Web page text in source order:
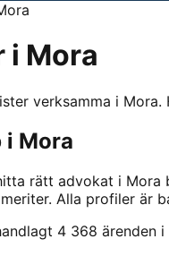
i Mora
verksamma i
i Mora
rätt advokat i Mora
Alla profiler är
4 368 ärenden